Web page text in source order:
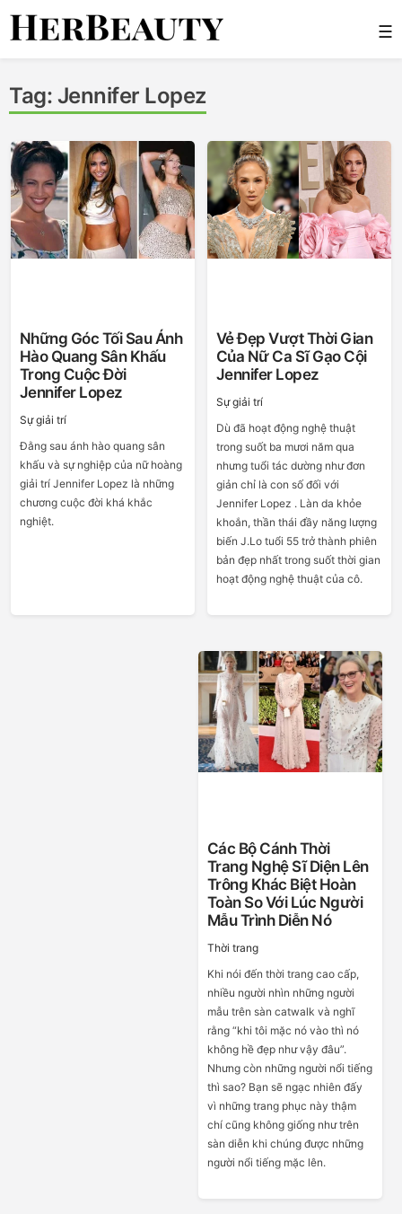
Skip
☰
Tag: Jennifer Lopez
Những Góc Tối Sau Ánh
Hào Quang Sân Khấu
Trong Cuộc Đời
Jennifer Lopez
Sự giải trí
Đằng sau ánh hào quang sân
khấu và sự nghiệp của nữ hoàng
giải trí Jennifer Lopez là những
chương cuộc đời khá khắc
nghiệt.
Vẻ Đẹp Vượt Thời Gian
Của Nữ Ca Sĩ Gạo Cội
Jennifer Lopez
Sự giải trí
Dù đã hoạt động nghệ thuật
trong suốt ba mươi năm qua
nhưng tuổi tác dường như đơn
giản chỉ là con số đối với
Jennifer Lopez . Làn da khỏe
khoắn, thần thái đầy năng lượng
biến J.Lo tuổi 55 trở thành phiên
bản đẹp nhất trong suốt thời gian
hoạt động nghệ thuật của cô.
Các Bộ Cánh Thời
Trang Nghệ Sĩ Diện Lên
Trông Khác Biệt Hoàn
Toàn So Với Lúc Người
Mẫu Trình Diễn Nó
Thời trang
Khi nói đến thời trang cao cấp,
nhiều người nhìn những người
mẫu trên sàn catwalk và nghĩ
rằng “khi tôi mặc nó vào thì nó
không hề đẹp như vậy đâu”.
Nhưng còn những người nổi tiếng
thì sao? Bạn sẽ ngạc nhiên đấy
vì những trang phục này thậm
chí cũng không giống như trên
sàn diễn khi chúng được những
người nổi tiếng mặc lên.